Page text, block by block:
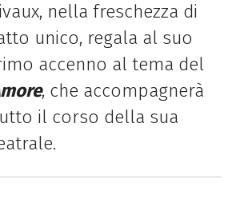
nella freschezza di
unico, regala al suo
accenno al tema del
, che accompagnerà
il corso della sua